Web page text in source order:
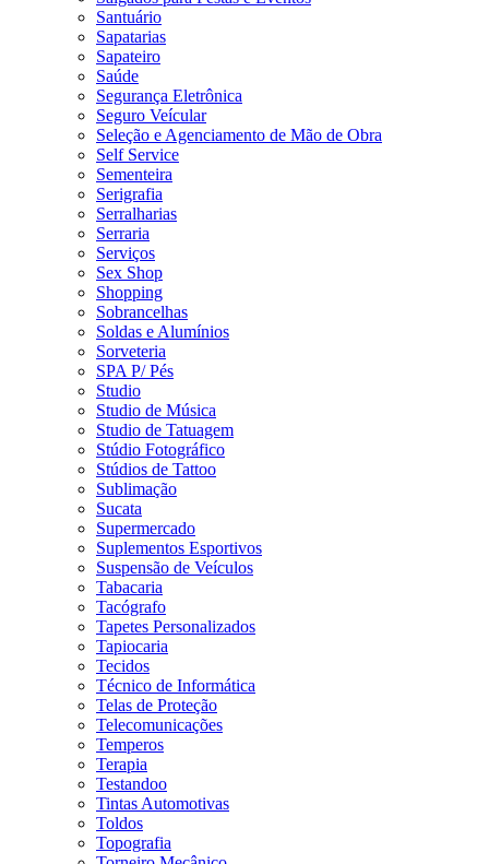
Santuário
Sapatarias
Sapateiro
Saúde
Segurança Eletrônica
Seguro Veícular
Seleção e Agenciamento de Mão de Obra
Self Service
Sementeira
Serigrafia
Serralharias
Serraria
Serviços
Sex Shop
Shopping
Sobrancelhas
Soldas e Alumínios
Sorveteria
SPA P/ Pés
Studio
Studio de Música
Studio de Tatuagem
Stúdio Fotográfico
Stúdios de Tattoo
Sublimação
Sucata
Supermercado
Suplementos Esportivos
Suspensão de Veículos
Tabacaria
Tacógrafo
Tapetes Personalizados
Tapiocaria
Tecidos
Técnico de Informática
Telas de Proteção
Telecomunicações
Temperos
Terapia
Testandoo
Tintas Automotivas
Toldos
Topografia